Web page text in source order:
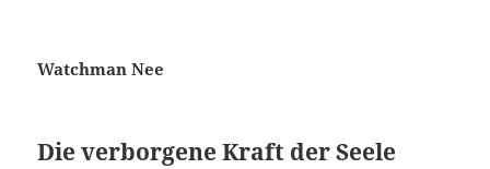
Watchman Nee
Die verborgene Kraft der Seele